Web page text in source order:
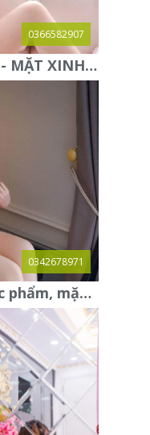
0366582907
KỲ DUYÊN-BÍM ĐẸP- MẶT XINH- CHIỀU KHÁCH HẾT CỠ
0342678971
Vy Vy - Em hàng cực phẩm, mặt đẹp, vú to, bím khít rịt